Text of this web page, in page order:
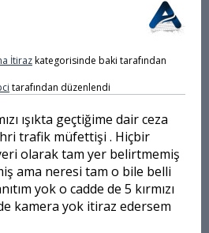
İtirazkategorisinde baki tarafından
tarafından düzenlendi
ışıkta geçtiğime dair ceza
trafik müfettişi . Hiçbir
olarak tam yer belirtmemiş
ama neresi tam o bile belli
yok o cadde de 5 kırmızı
kamera yok itiraz edersem